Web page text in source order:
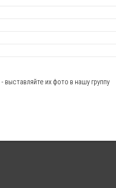
- выставляйте их фото в нашу группу